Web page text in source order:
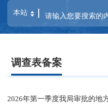
调查表备案
2026年第一季度我局审批的地